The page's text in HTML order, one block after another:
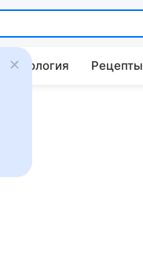
Психология Рецепты